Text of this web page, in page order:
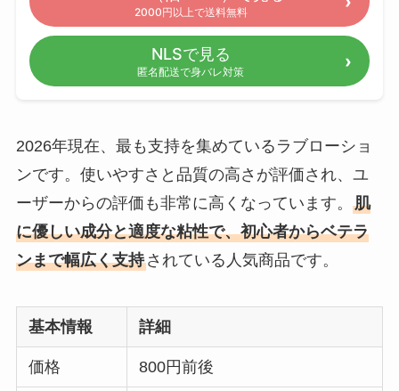
2000円以上で送料無料
NLSで見る
匿名配送で身バレ対策
2026年現在、最も支持を集めているラブローショ
ンです。使いやすさと品質の高さが評価され、ユ
ーザーからの評価も非常に高くなっています。 肌
に優しい成分と適度な粘性で、初心者からベテラ
ンまで幅広く支持されている人気商品です。
基本情報 詳細
価格 800円前後